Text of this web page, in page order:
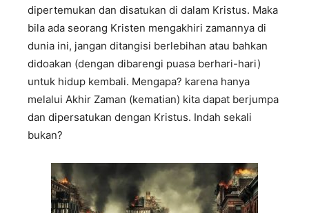
dipertemukan dan disatukan di dalam Kristus. Maka
bila ada seorang Kristen mengakhiri zamannya di
dunia ini, jangan ditangisi berlebihan atau bahkan
didoakan (dengan dibarengi puasa berhari-hari)
untuk hidup kembali. Mengapa? karena hanya
melalui Akhir Zaman (kematian) kita dapat berjumpa
dan dipersatukan dengan Kristus. Indah sekali
bukan?